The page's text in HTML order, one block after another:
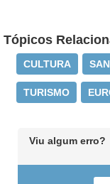
Tópicos
CULTURA
TURISMO
Viu algum erro?